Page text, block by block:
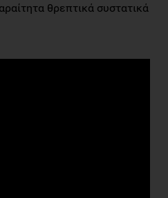
θρεπτικά συστατικά